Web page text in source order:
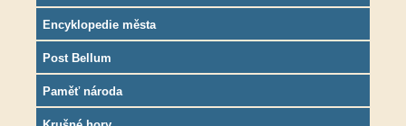
Encyklopedie města
Post Bellum
Paměť národa